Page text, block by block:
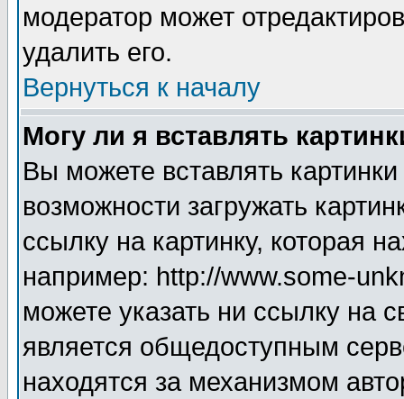
модератор может
удалить его.
Вернуться к началу
Могу ли я вставлять
Вы можете вставлять
возможности загружать
ссылку на картинку, которая
например: http://www.some-
можете указать ни ссылку на
является общедоступным
находятся за механизмом